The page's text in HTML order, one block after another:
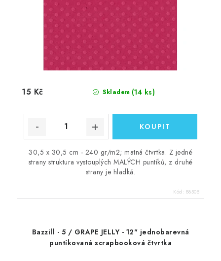
Skladem (14 ks)
15 Kč
30,5 x 30,5 cm - 240 gr/m2; matná čtvrtka. Z jedné
strany struktura vystouplých MALÝCH puntíků, z druhé
strany je hladká.
Kód: 88505
Bazzill - 5 / GRAPE JELLY - 12" jednobarevná
puntíkovaná scrapbooková čtvrtka